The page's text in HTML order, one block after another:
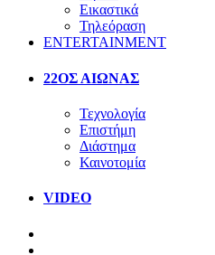
Εικαστικά
Τηλεόραση
ENTERTAINMENT
22ΟΣ ΑΙΩΝΑΣ
Τεχνολογία
Επιστήμη
Διάστημα
Καινοτομία
VIDEO